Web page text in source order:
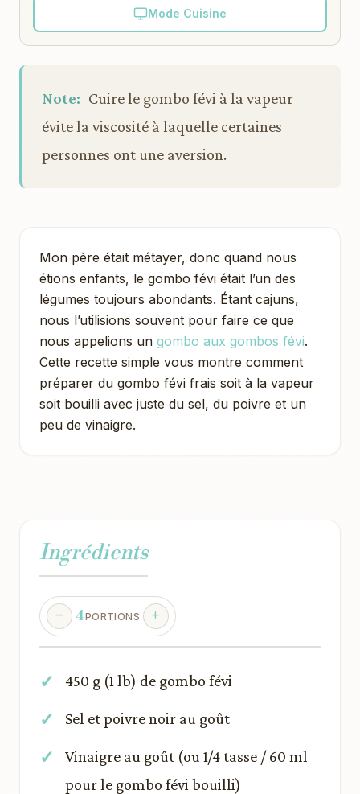
Mode Cuisine
Note: Cuire le gombo févi à la vapeur
évite la viscosité à laquelle certaines
personnes ont une aversion.
Mon père était métayer, donc quand nous
étions enfants, le gombo févi était l’un des
légumes toujours abondants. Étant cajuns,
nous l’utilisions souvent pour faire ce que
nous appelions un gombo aux gombos févi.
Cette recette simple vous montre comment
préparer du gombo févi frais soit à la vapeur
soit bouilli avec juste du sel, du poivre et un
peu de vinaigre.
Ingrédients
4PORTIONS
450 g (1 lb) de gombo févi
Sel et poivre noir au goût
Vinaigre au goût (ou 1/4 tasse / 60 ml
pour le gombo févi bouilli)